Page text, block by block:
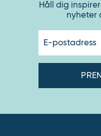
Håll dig
nyheter